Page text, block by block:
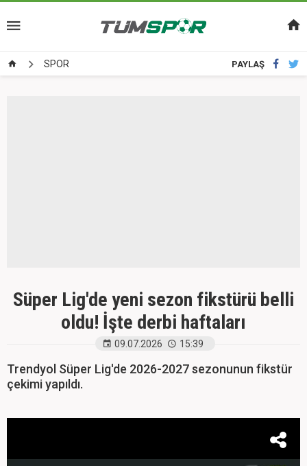
SPOR PAYLAŞ
Süper Lig'de yeni sezon fikstürü belli
oldu! İşte derbi haftaları
09.07.2026 15:39
Trendyol Süper Lig'de 2026-2027 sezonunun fikstür
çekimi yapıldı.